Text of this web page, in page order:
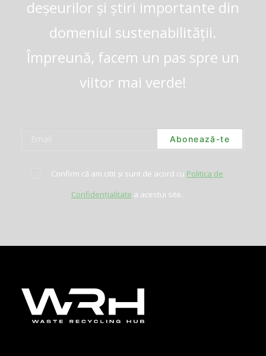
deșeurilor și știri importante din
domeniul sustenabilității.
Împreună, facem un pas spre un
viitor mai verde!
Confirm că am citit și sunt de acord cu Politica de
Confidențialitate a acestui site.